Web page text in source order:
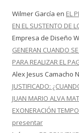
Wilmer García en EL
EN EL SUSTENTO DE
Empresa de Diseño
GENERAN CUANDO
PARA REALIZAR EL
Alex Jesus Camacho
JUSTIFICADO:
JUAN MARIO ALVA
EXONERACIÓN
presentar